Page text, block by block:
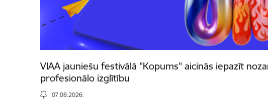
VIAA jauniešu festivālā "Kopums" aicinās iepazīt
profesionālo izglītību
07.08.2026.